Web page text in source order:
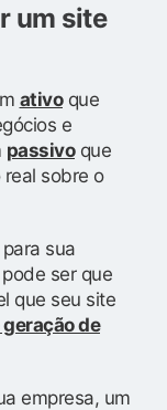
um site
ativoque
e
passivoque
sobre o
sua
ser que
que seu site
de
empresa, um